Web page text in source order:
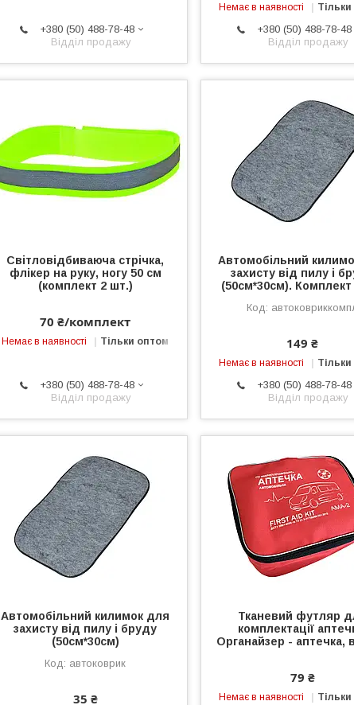
+380 (50) 488-78-48
Відділ продажу
Немає в наявності
+380 (50) 488-78-48
Відділ продажу
Світловідбиваюча стрічка,
флікер на руку, ногу 50 см
(комплект 2 шт.)
70 ₴/комплект
Немає в наявності Тільки оптом
+380 (50) 488-78-48
Відділ продажу
Автомобільний
захисту від пилу і
(50см*30см).
149 ₴
Немає в наявності
+380 (50) 488-78-48
Відділ продажу
Автомобільний килимок для
захисту від пилу і бруду
(50см*30см)
автоковрик
35 ₴
Тканевий футляр
комплектації
Органайзер - аптечка,
79 ₴
Немає в наявності